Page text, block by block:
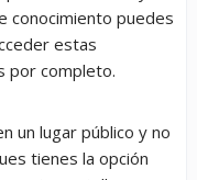
conocimiento puedes
estas
por completo.
un lugar público y no
tienes la opción